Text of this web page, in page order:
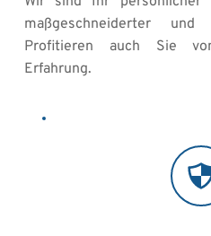
maßgeschneiderter und
Profitieren auch Sie
Erfahrung.